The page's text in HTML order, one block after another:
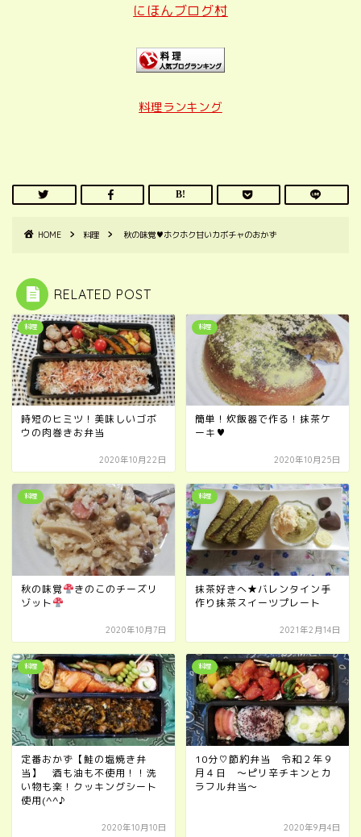
にほんブログ村
料理ランキング
HOME 料理 秋の味覚♥ホクホク甘いカボチャのおかず
RELATED POST
料理
時短のヒミツ！美味しいゴボ
ウの肉巻きお弁当
2020年10月22日
料理
簡単！炊飯器で作る！抹茶ケ
ーキ♥
2020年10月25日
料理
秋の味覚
きのこのチーズリ
ゾット
2020年10月7日
料理
抹茶好きへ★バレンタイン手
作り抹茶スイーツプレート
2021年2月14日
料理
定番おかず【鮭の塩焼き弁
当】 酒も油も不使用！！洗
い物も楽！クッキングシート
使用(^^♪
2020年10月10日
料理
10分♡節約弁当 令和２年９
月４日 ～ピリ辛チキンとカ
ラフル弁当～
2020年9月4日